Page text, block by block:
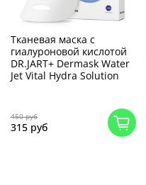
Тканевая маска с
гиалуроновой кислотой
DR.JART+ Dermask Water
Jet Vital Hydra Solution
450 руб
315 руб